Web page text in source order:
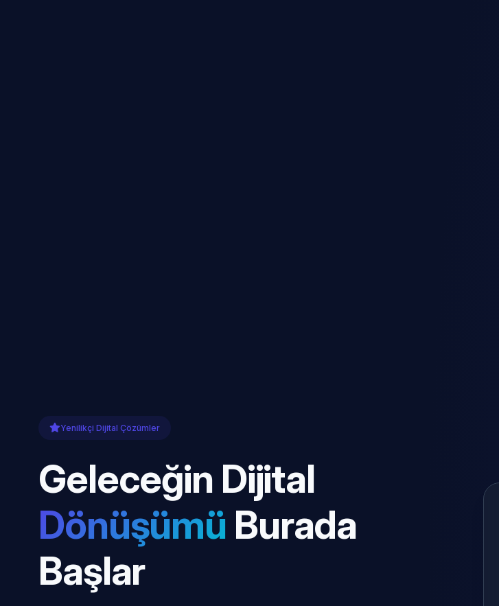
Yenilikçi Dijital Çözümler
Geleceğin Dijital
Dönüşümü Burada
Başlar